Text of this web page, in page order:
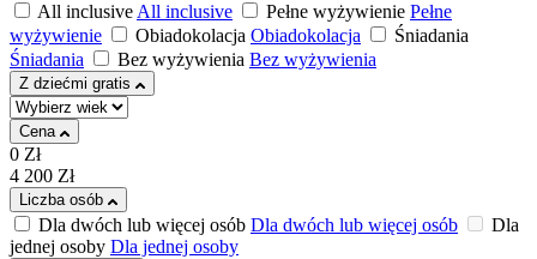
All inclusiveAll inclusive Pełne wyżywienie Pełne
wyżywienie
Obiadokolacja Obiadokolacja
Śniadania
Śniadania
Bez wyżywienia Bez wyżywienia
Z dziećmi gratis
Cena
0 Zł
4 200 Zł
Liczba osób
Dla dwóch lub więcej osób Dla dwóch lub więcej osób
Dla
jednej osoby Dla jednej osoby